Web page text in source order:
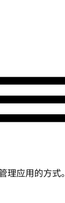
理应用的方式。